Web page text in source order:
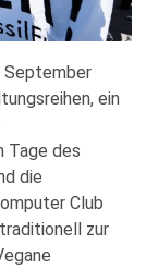
September
ein
Tage des
die
Club
zur